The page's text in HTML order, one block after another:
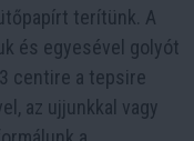
terítünk. A
és egyesével golyót
centire a tepsire
az ujjunkkal vagy